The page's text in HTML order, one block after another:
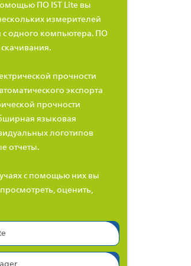
ПО IST Lite вы
измерителей
с одного компьютера.
ПО
скачивания.
прочности
экспорта
прочности
языковая
логотипов
отчеты.
с помощью них вы
оценить,